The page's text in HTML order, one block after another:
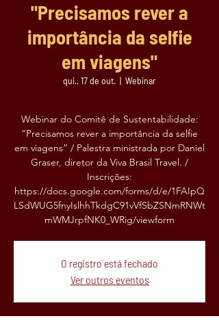
"Precisamos rever a
importância da selfie
em viagens"
qui., 17 de out.
  |
Webinar
Webinar do Comitê de Sustentabilidade:
“Precisamos rever a importância da selfie
em viagens” / Palestra ministrada por Daniel
Graser, diretor da Viva Brasil Travel. /
Inscrições:
https://docs.google.com/forms/d/e/1FAIpQ
LSdWUG5fnyIslhhTkdgC91vVfSbZSNmRNWt
mWMJrpfNK0_WRig/viewform
O registro está fechado
Ver outros eventos